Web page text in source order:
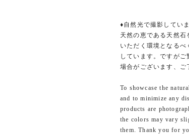
♦自然光で撮影してい
天然の恵である天然
いただく環境となる
しています。ですが
場合がございます、ご
To showcase the
and to minimize any
products are
the colors may vary
them. Thank you for